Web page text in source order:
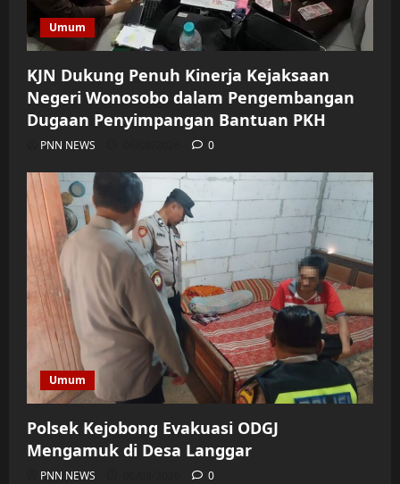
Umum
KJN Dukung Penuh Kinerja Kejaksaan
Negeri Wonosobo dalam Pengembangan
Dugaan Penyimpangan Bantuan PKH
PNN NEWS 0
Umum
Polsek Kejobong Evakuasi ODGJ
Mengamuk di Desa Langgar
PNN NEWS 0